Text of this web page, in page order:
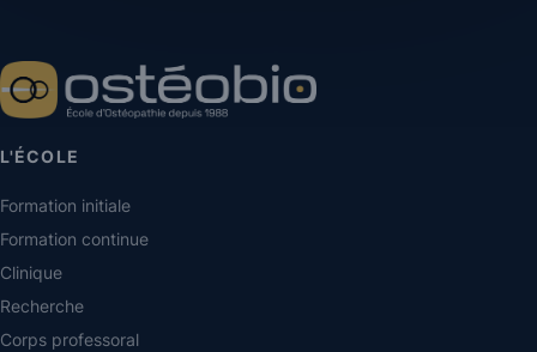
L'ÉCOLE
Formation initiale
Formation continue
Clinique
Recherche
Corps professoral